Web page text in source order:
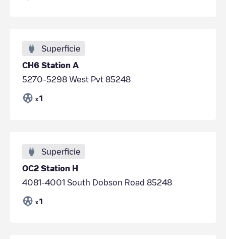
Superficie
CH6 Station A
5270-5298 West Pvt 85248
x 1
Superficie
OC2 Station H
4081-4001 South Dobson Road 85248
x 1